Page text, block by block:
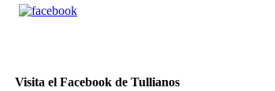
Visita el Facebook de Tullianos